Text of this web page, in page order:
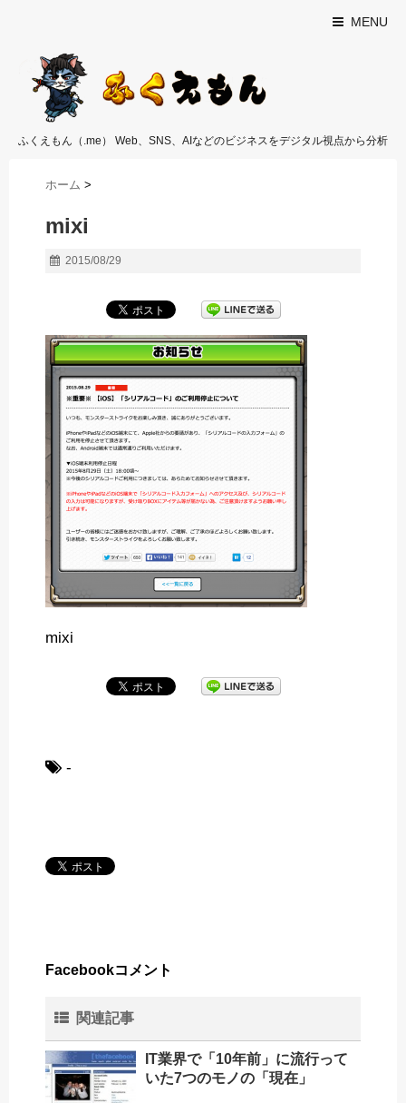
MENU
ふくえもん（.me） Web、SNS、AIなどのビジネスをデジタル視点から分析
ホーム >
mixi
2015/08/29
mixi
-
Facebookコメント
関連記事
IT業界で「10年前」に流行って
いた7つのモノの「現在」